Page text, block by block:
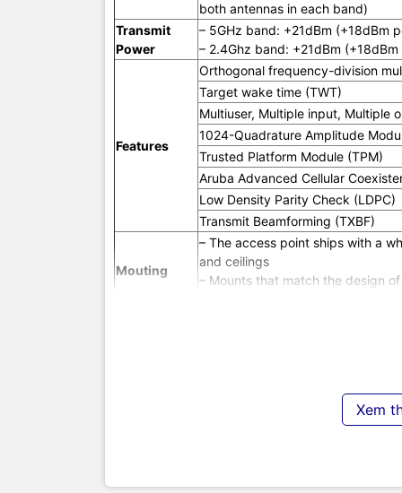
both antennas in each band)
Transmit
Power
– 5GHz band: +21dBm (+18dBm
– 2.4Ghz band: +21dBm
Features
Orthogonal frequency-division
Target wake time (TWT)
Multiuser, Multiple input, Multiple
1024-Quadrature Amplitude
Trusted Platform Module (TPM)
Aruba Advanced Cellular
Low Density Parity Check (LDPC)
Transmit Beamforming (TXBF)
Mouting
– The access point ships with a
and ceilings
– Mounts that match the design
– Max power consumption (worst-
Xem
Physical
specs
Power
Option
TIC.VN
chuyên
tivi, tủ